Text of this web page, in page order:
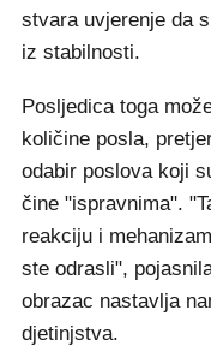
stvara uvjerenje da
iz stabilnosti.
Posljedica toga
količine posla,
odabir poslova koji
čine "ispravnima".
reakciju i
ste odrasli",
obrazac nastavlja
djetinjstva.